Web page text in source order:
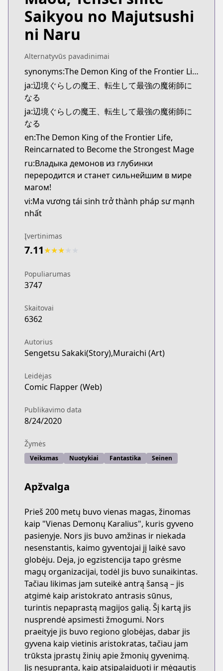
https://comic-walker.com/contents/detail/
Kitsu
Kitsu
https://kitsu.app/manga/57955
CDJapan
https://www.anime-planet.com/manga/https://
MangaUpdates
MangaUpdates
https://www.mangaupdates.com/
novelUpdates
novelUpdates
https://www.novelupdates.com/series/the-
Book☆Walker
Book☆Walker
https://bookwalker.jp/series/299810/list
Saikyou no Majutsushi
ni Naru
Alternatyvūs pavadinimai
synonyms:The Demon King of the Frontier Life, Reincarnated to Become the Strongest Mage
ja:辺境ぐらしの魔王、転生して最強の魔術師に
なる
ja:辺境ぐらしの魔王、転生して最強の魔術師に
なる
en:The Demon King of the Frontier Life,
Reincarnated to Become the Strongest Mage
ru:Владыка демонов из глубинки
переродится и станет сильнейшим в мире
магом!
vi:Ma vương tái sinh trở thành pháp sư mạnh
nhất
Įvertinimas
7.11★★★
Populiarumas
3747
Skaitovai
6362
Autorius
Sengetsu Sakaki(Story),Muraichi (Art)
Leidėjas
Comic Flapper (Web)
Publikavimo data
8/24/2020
Žymės
Veiksmas Nuotykiai Fantastika Seinen
Apžvalga
Prieš 200 metų buvo vienas magas, žinomas
kaip "Vienas Demonų Karalius", kuris gyveno
pasienyje. Nors jis buvo amžinas ir niekada
nesenstantis, kaimo gyventojai jį laikė savo
globėju. Deja, jo egzistencija tapo grėsme
magų organizacijai, todėl jis buvo sunaikintas.
Tačiau likimas jam suteikė antrą šansą – jis
atgimė kaip aristokrato antrasis sūnus,
turintis nepaprastą magijos galią. Šį kartą jis
nusprendė apsimesti žmogumi. Nors
praeityje jis buvo regiono globėjas, dabar jis
gyvena kaip vietinis aristokratas, tačiau jam
trūksta įprastų žinių apie žmonių gyvenimą.
Jis nesupranta, kaip atsipalaiduoti ir mėgautis